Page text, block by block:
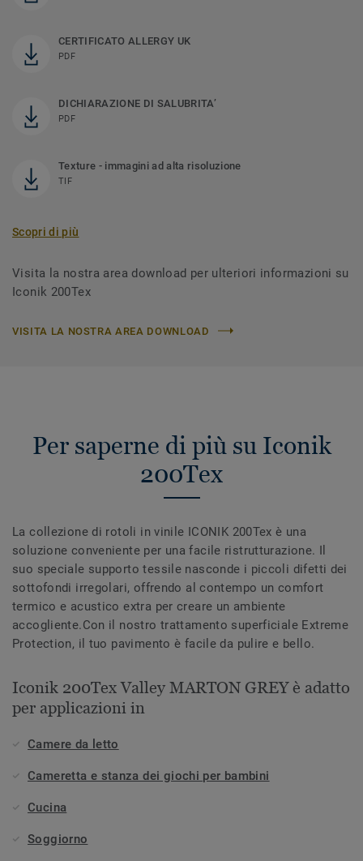
CERTIFICATO ALLERGY UK
PDF
DICHIARAZIONE DI SALUBRITA’
PDF
Texture - immagini ad alta risoluzione
TIF
Scopri di più
Visita la nostra area download per ulteriori informazioni su
Iconik 200Tex
VISITA LA NOSTRA AREA DOWNLOAD
Per saperne di più su Iconik
200Tex
La collezione di rotoli in vinile ICONIK 200Tex è una
soluzione conveniente per una facile ristrutturazione. Il
suo speciale supporto tessile nasconde i piccoli difetti dei
sottofondi irregolari, offrendo al contempo un comfort
termico e acustico extra per creare un ambiente
accogliente.Con il nostro trattamento superficiale Extreme
Protection, il tuo pavimento è facile da pulire e bello.
Iconik 200Tex Valley MARTON GREY è adatto
per applicazioni in
Camere da letto
Cameretta e stanza dei giochi per bambini
Cucina
Soggiorno